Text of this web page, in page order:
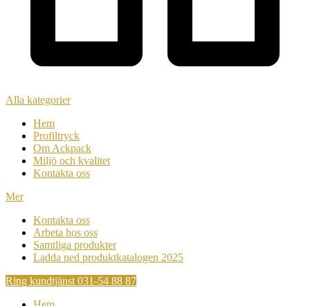
Alla kategorier
Hem
Profiltryck
Om Ackpack
Miljö och kvalitet
Kontakta oss
Mer
Kontakta oss
Arbeta hos oss
Samtliga produkter
Ladda ned produktkatalogen 2025
Ring kundtjänst 031-54 88 87